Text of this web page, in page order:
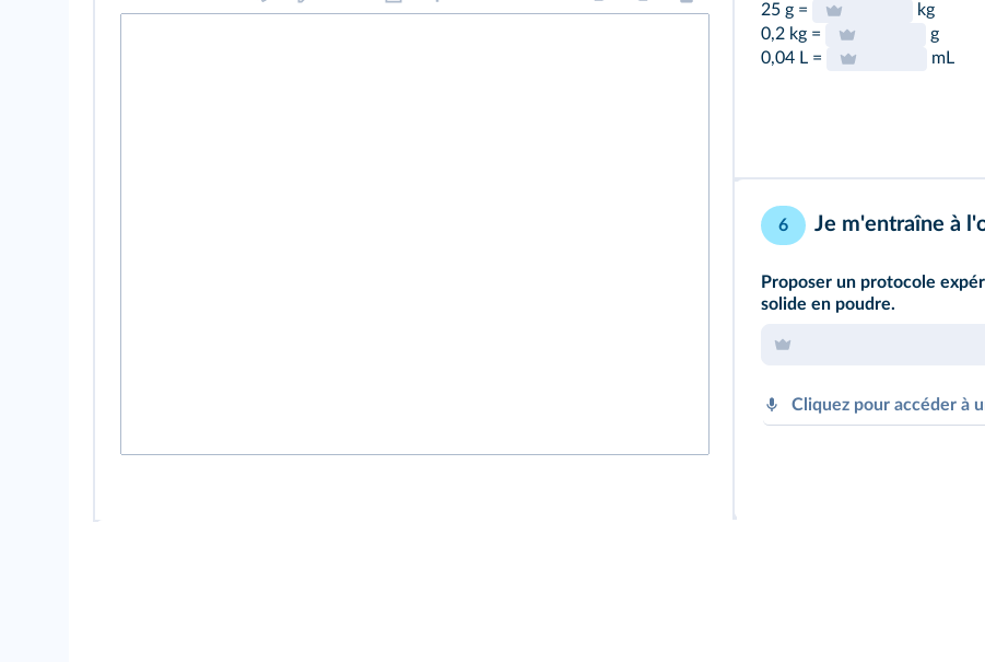
25 g =
kg
0,2 kg =
g
0,04 L =
mL
6 Je m'entraîne à
Proposer un protocole
solide en poudre.
Cliquez pour accéder à